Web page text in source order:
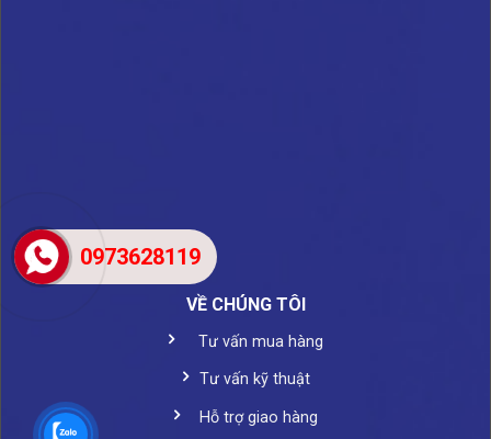
VỀ CHÚNG TÔI
Tư vấn mua hàng
Tư vấn kỹ thuật
Hỗ trợ giao hàng
0973628119